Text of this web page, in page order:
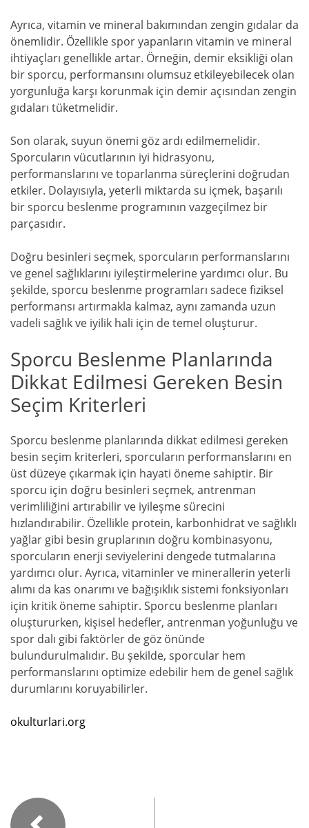
Ayrıca, vitamin ve mineral bakımından zengin gıdalar da
önemlidir. Özellikle spor yapanların vitamin ve mineral
ihtiyaçları genellikle artar. Örneğin, demir eksikliği olan
bir sporcu, performansını olumsuz etkileyebilecek olan
yorgunluğa karşı korunmak için demir açısından zengin
gıdaları tüketmelidir.
Son olarak, suyun önemi göz ardı edilmemelidir.
Sporcuların vücutlarının iyi hidrasyonu,
performanslarını ve toparlanma süreçlerini doğrudan
etkiler. Dolayısıyla, yeterli miktarda su içmek, başarılı
bir sporcu beslenme programının vazgeçilmez bir
parçasıdır.
Doğru besinleri seçmek, sporcuların performanslarını
ve genel sağlıklarını iyileştirmelerine yardımcı olur. Bu
şekilde, sporcu beslenme programları sadece fiziksel
performansı artırmakla kalmaz, aynı zamanda uzun
vadeli sağlık ve iyilik hali için de temel oluşturur.
Sporcu Beslenme Planlarında
Dikkat Edilmesi Gereken Besin
Seçim Kriterleri
Sporcu beslenme planlarında dikkat edilmesi gereken
besin seçim kriterleri, sporcuların performanslarını en
üst düzeye çıkarmak için hayati öneme sahiptir. Bir
sporcu için doğru besinleri seçmek, antrenman
verimliliğini artırabilir ve iyileşme sürecini
hızlandırabilir. Özellikle protein, karbonhidrat ve sağlıklı
yağlar gibi besin gruplarının doğru kombinasyonu,
sporcuların enerji seviyelerini dengede tutmalarına
yardımcı olur. Ayrıca, vitaminler ve minerallerin yeterli
alımı da kas onarımı ve bağışıklık sistemi fonksiyonları
için kritik öneme sahiptir. Sporcu beslenme planları
oluştururken, kişisel hedefler, antrenman yoğunluğu ve
spor dalı gibi faktörler de göz önünde
bulundurulmalıdır. Bu şekilde, sporcular hem
performanslarını optimize edebilir hem de genel sağlık
durumlarını koruyabilirler.
okulturlari.org